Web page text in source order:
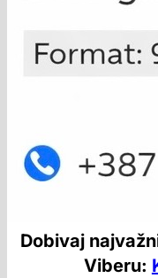
Dobivaj
Viberu: